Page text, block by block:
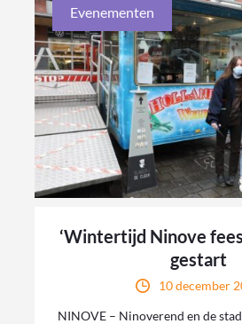
Evenementen
‘Wintertijd Ninove
gestart
10 december
NINOVE – Ninoverend en de